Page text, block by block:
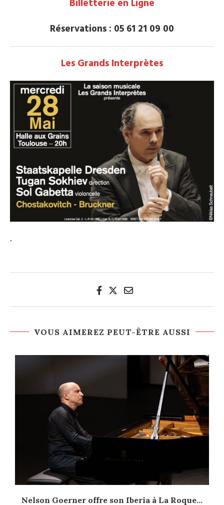
Billetterie en Ligne
Réservations : 05 61 21 09 00
Les Grands Interprètes
.
VOUS AIMEREZ PEUT-ÊTRE AUSSI
Nelson Goerner offre son Iberia à La Roque...